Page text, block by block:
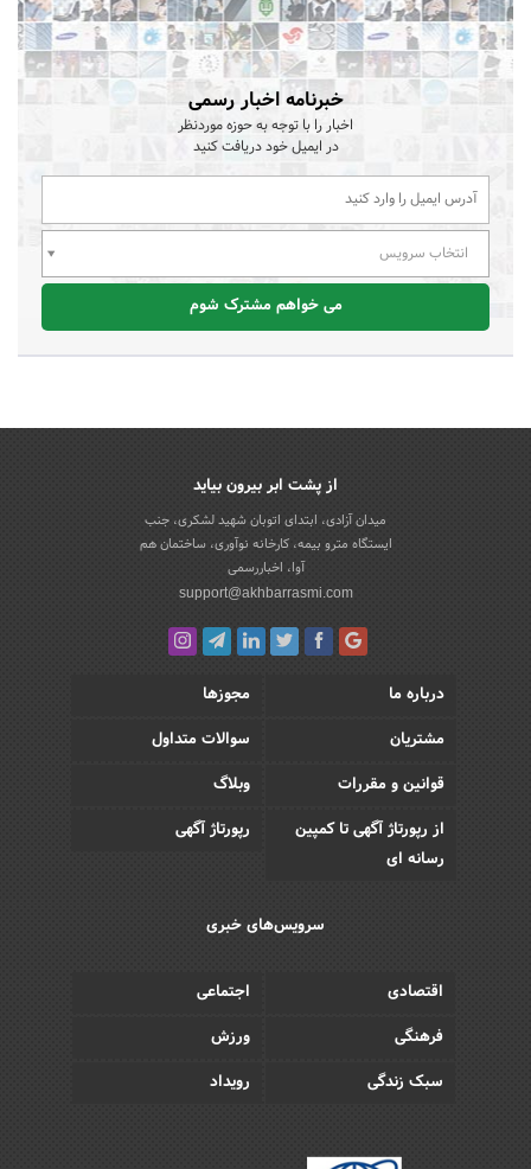
خبرنامه اخبار رسمی
اخبار را با توجه به حوزه موردنظر
در ایمیل خود دریافت کنید
انتخاب سرویس
می خواهم مشترک شوم
از پشت ابر بیرون بیاید
میدان آزادی، ابتدای اتوبان شهید لشکری، جنب
ایستگاه مترو بیمه، کارخانه نوآوری، ساختمان هم
آوا، اخباررسمی
support@akhbarrasmi.com
درباره ما
مجوزها
مشتریان
سوالات متداول
قوانین و مقررات
وبلاگ
از رپورتاژ آگهی تا کمپین
رسانه ای
رپورتاژ آگهی
سرویس‌های خبری
اقتصادی
اجتماعی
فرهنگی
ورزش
سبک زندگی
رویداد